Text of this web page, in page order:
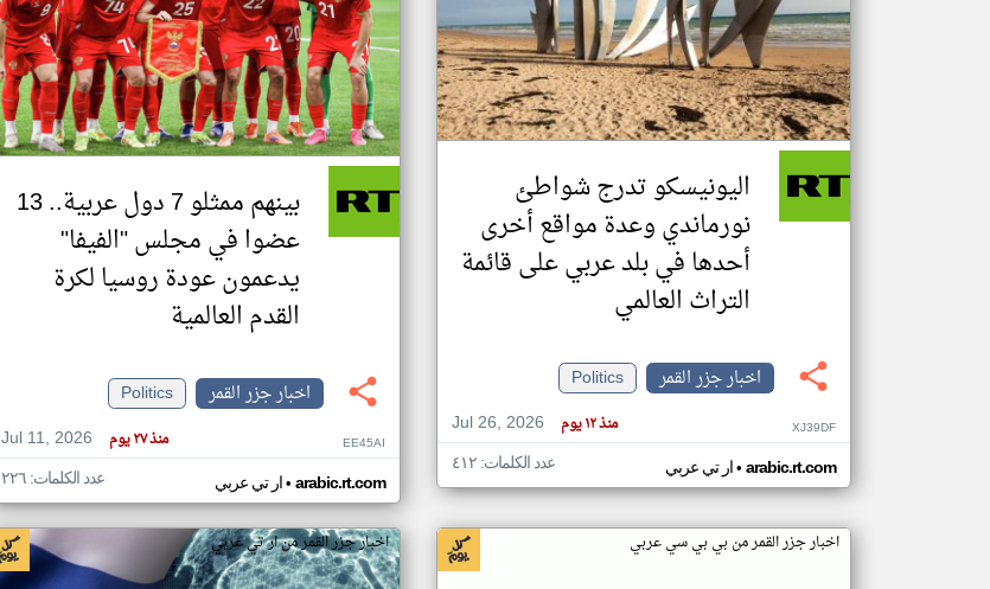
اليونيسكو تدرج شواطئ
نورماندي وعدة مواقع أخرى
أحدها في بلد عربي على قائمة
التراث العالمي
اخبار جزر القمر
Politics
Jul 26, 2026
منذ ١٢ يوم XJ39DF
ار تي عربي• arabic.rt.com عدد الكلمات: ٤١٢
بينهم ممثلو 7 دول عربية.. 13
عضوا في مجلس "الفيفا"
يدعمون عودة روسيا لكرة
القدم العالمية
اخبار جزر القمر
Politics
Jul 11, 2026
منذ ٢٧ يوم EE45AI
ار تي عربي• arabic.rt.com عدد الكلمات: ٢٢٦
اخبار جزر القمر من بي بي سي عربي اخبار جزر القمر من ار تي عربي